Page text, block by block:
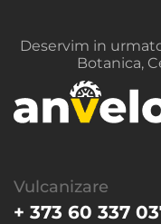
Deservim in
Botanica,
Vulcanizare
+ 373 60 337